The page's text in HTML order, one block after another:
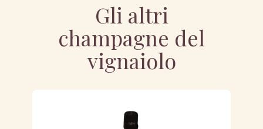
Gli altri
champagne del
vignaiolo